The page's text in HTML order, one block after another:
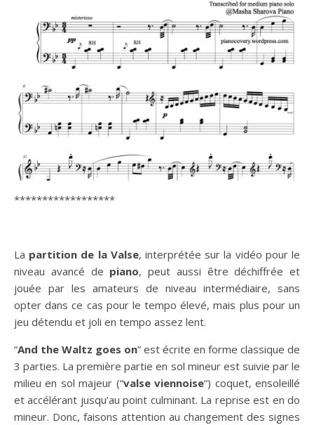
******************
La partition de la Valse, interprétée sur la vidéo pour le
niveau avancé de piano, peut aussi être déchiffrée et
jouée par les amateurs de niveau intermédiaire, sans
opter dans ce cas pour le tempo élevé, mais plus pour un
jeu détendu et joli en tempo assez lent.
“And the Waltz goes on” est écrite en forme classique de
3 parties. La première partie en sol mineur est suivie par le
milieu en sol majeur (“valse viennoise“) coquet, ensoleillé
et accélérant jusqu’au point culminant. La reprise est en do
mineur. Donc, faisons attention au changement des signes